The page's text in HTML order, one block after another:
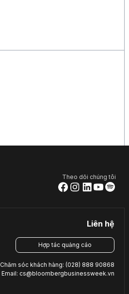
Theo dõi chúng tôi
Liên hệ
Hợp tác quảng cáo
Chăm sóc khách hàng: (028) 888 90868
Email: cs@bloombergbusinessweek.vn